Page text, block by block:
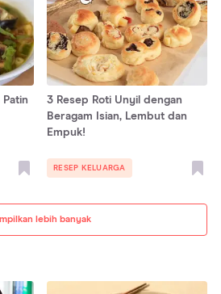
lebih banyak
3 Resep Roti Unyil dengan
Beragam Isian, Lembut dan
Empuk!
RESEP KELUARGA